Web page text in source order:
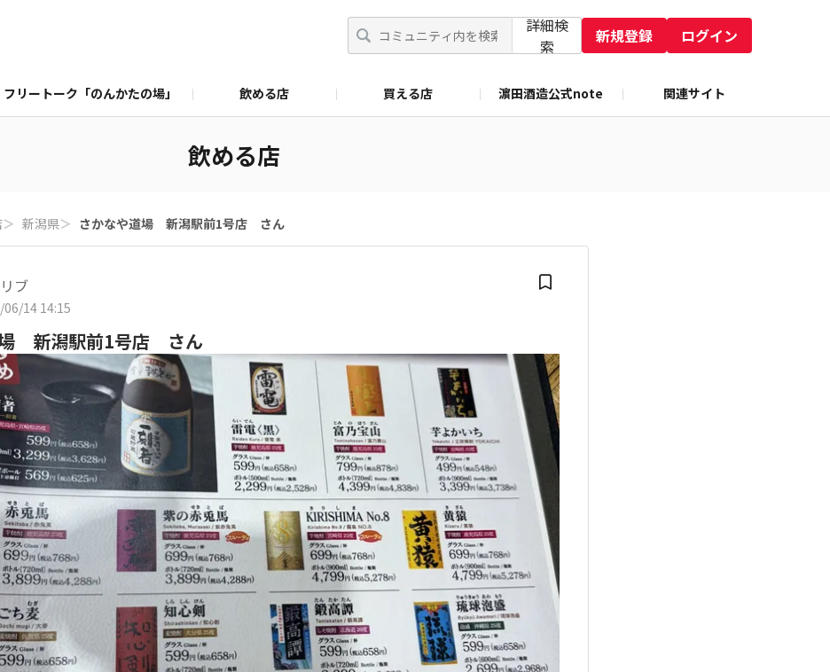
詳細検
索
新規登録 ログイン
フリートーク「のんかたの場」 飲める店 買える店 濵田酒造公式note 関連サイト
飲める店
＞ 新潟県＞ さかなや道場 新潟駅前1号店 さん
ブ
06/14 14:15
場 新潟駅前1号店 さん